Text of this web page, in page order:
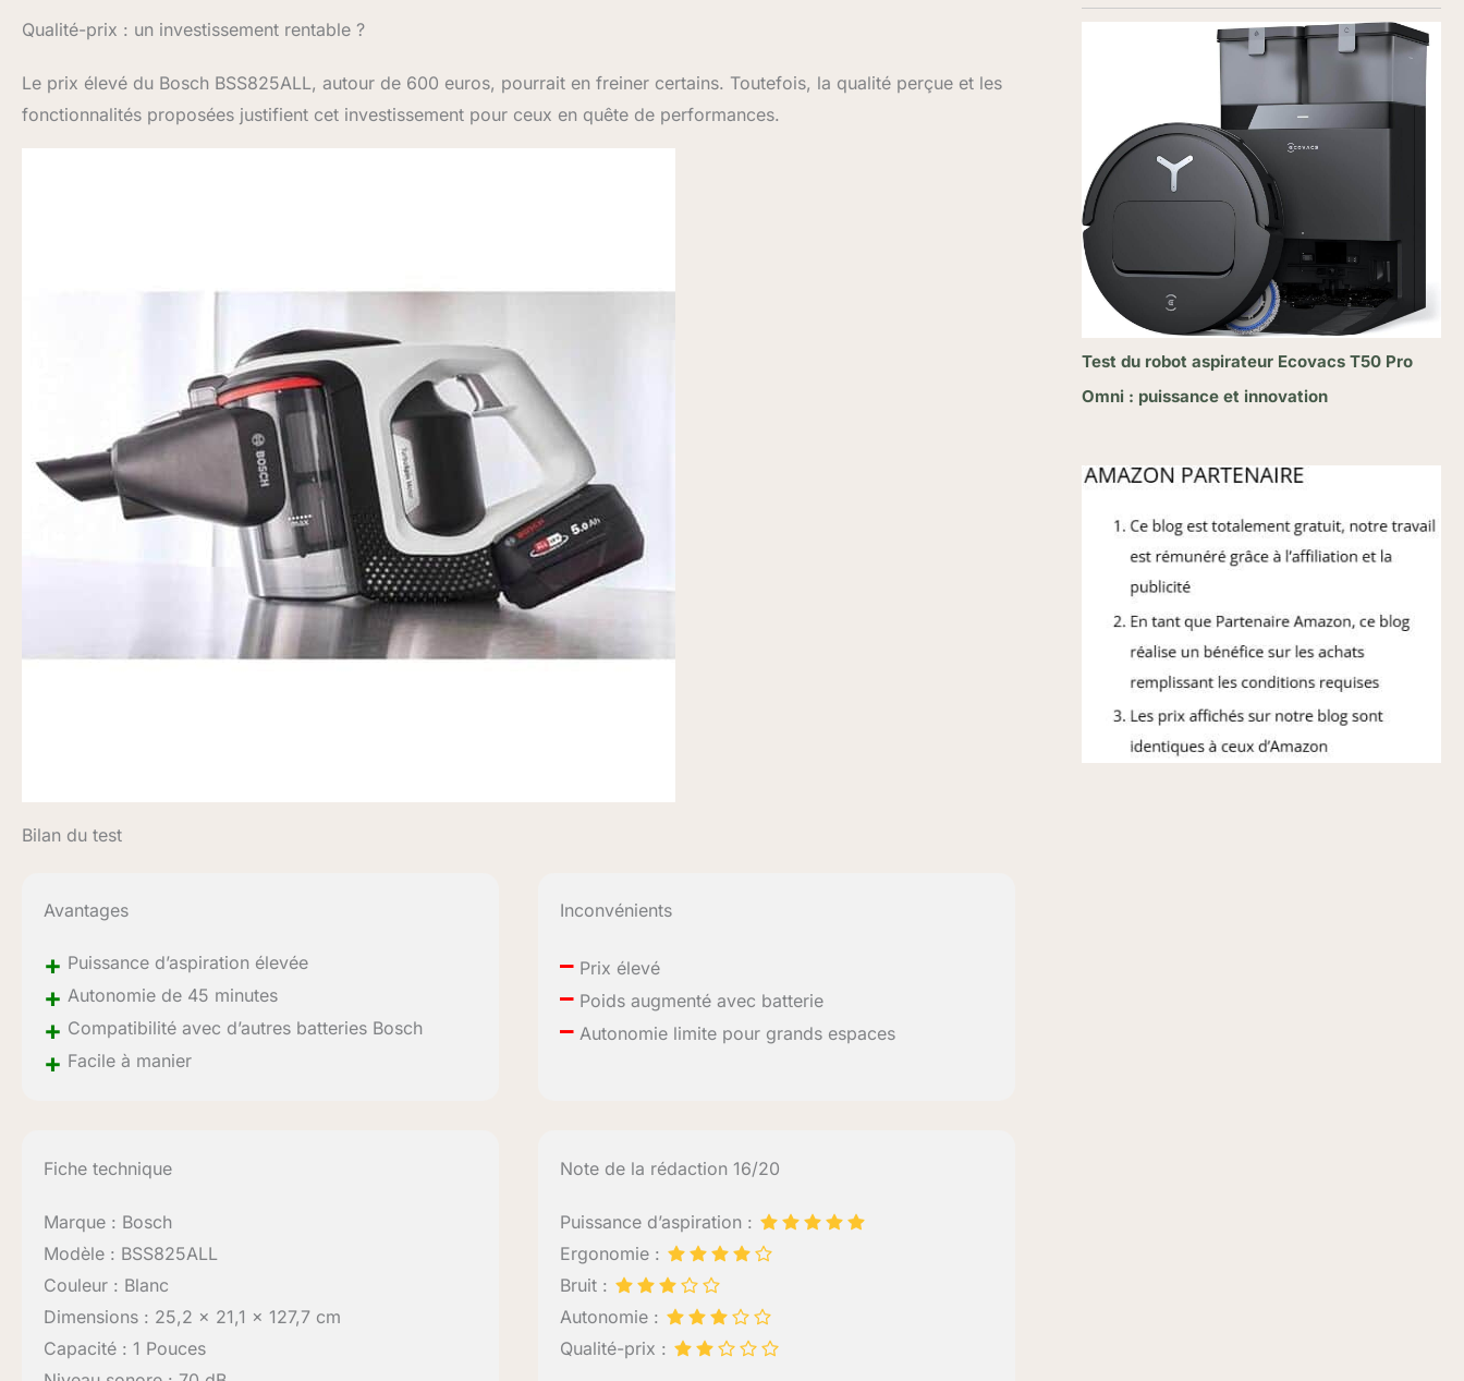
Qualité-prix : un investissement rentable ?
Le prix élevé du Bosch BSS825ALL, autour de 600 euros, pourrait en freiner certains. Toutefois, la qualité perçue et les
fonctionnalités proposées justifient cet investissement pour ceux en quête de performances.
Bilan du test
Avantages
+ Puissance d’aspiration élevée
+ Autonomie de 45 minutes
+ Compatibilité avec d’autres batteries Bosch
+ Facile à manier
Inconvénients
– Prix élevé
– Poids augmenté avec batterie
– Autonomie limite pour grands espaces
Fiche technique
Marque : Bosch
Modèle : BSS825ALL
Couleur : Blanc
Dimensions : 25,2 x 21,1 x 127,7 cm
Capacité : 1 Pouces
Note de la rédaction 16/20
Puissance d’aspiration :
Ergonomie :
Bruit :
Autonomie :
Qualité-prix :
Test du robot aspirateur Ecovacs T50 Pro
Omni : puissance et innovation